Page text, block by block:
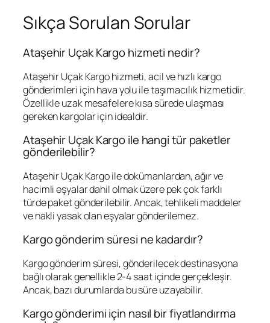
Sıkça Sorulan Sorular
Ataşehir Uçak Kargo hizmeti nedir?
Ataşehir Uçak Kargo hizmeti, acil ve hızlı kargo
gönderimleri için hava yolu ile taşımacılık hizmetidir.
Özellikle uzak mesafelere kısa sürede ulaşması
gereken kargolar için idealdir.
Ataşehir Uçak Kargo ile hangi tür paketler
gönderilebilir?
Ataşehir Uçak Kargo ile dokümanlardan, ağır ve
hacimli eşyalar dahil olmak üzere pek çok farklı
türde paket gönderilebilir. Ancak, tehlikeli maddeler
ve nakli yasak olan eşyalar gönderilemez.
Kargo gönderim süresi ne kadardır?
Kargo gönderim süresi, gönderilecek destinasyona
bağlı olarak genellikle 2-4 saat içinde gerçekleşir.
Ancak, bazı durumlarda bu süre uzayabilir.
Kargo gönderimi için nasıl bir fiyatlandırma